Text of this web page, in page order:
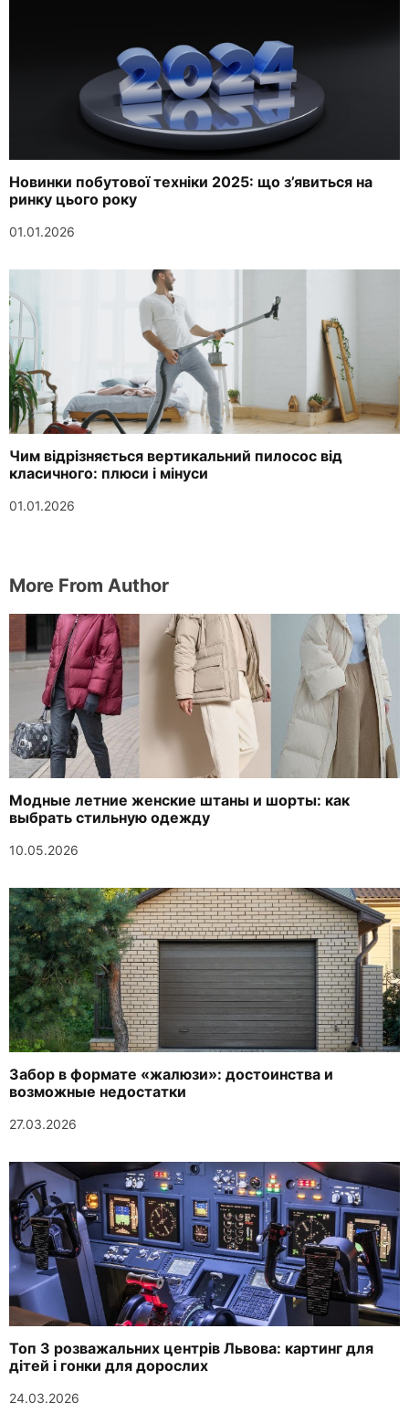
Новинки побутової техніки 2025: що з’явиться на
ринку цього року
01.01.2026
Чим відрізняється вертикальний пилосос від
класичного: плюси і мінуси
01.01.2026
More From Author
Модные летние женские штаны и шорты: как
выбрать стильную одежду
10.05.2026
Забор в формате «жалюзи»: достоинства и
возможные недостатки
27.03.2026
Топ 3 розважальних центрів Львова: картинг для
дітей і гонки для дорослих
24.03.2026